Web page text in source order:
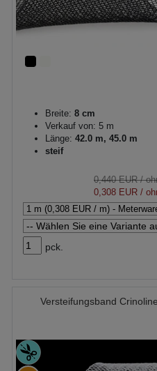
Breite: 8 cm
Verkauf von: 5 m
Länge: 42.0 m, 45.0 m
steif
0,440 EUR/
0,308 EUR /
pck.
Versteifungsband